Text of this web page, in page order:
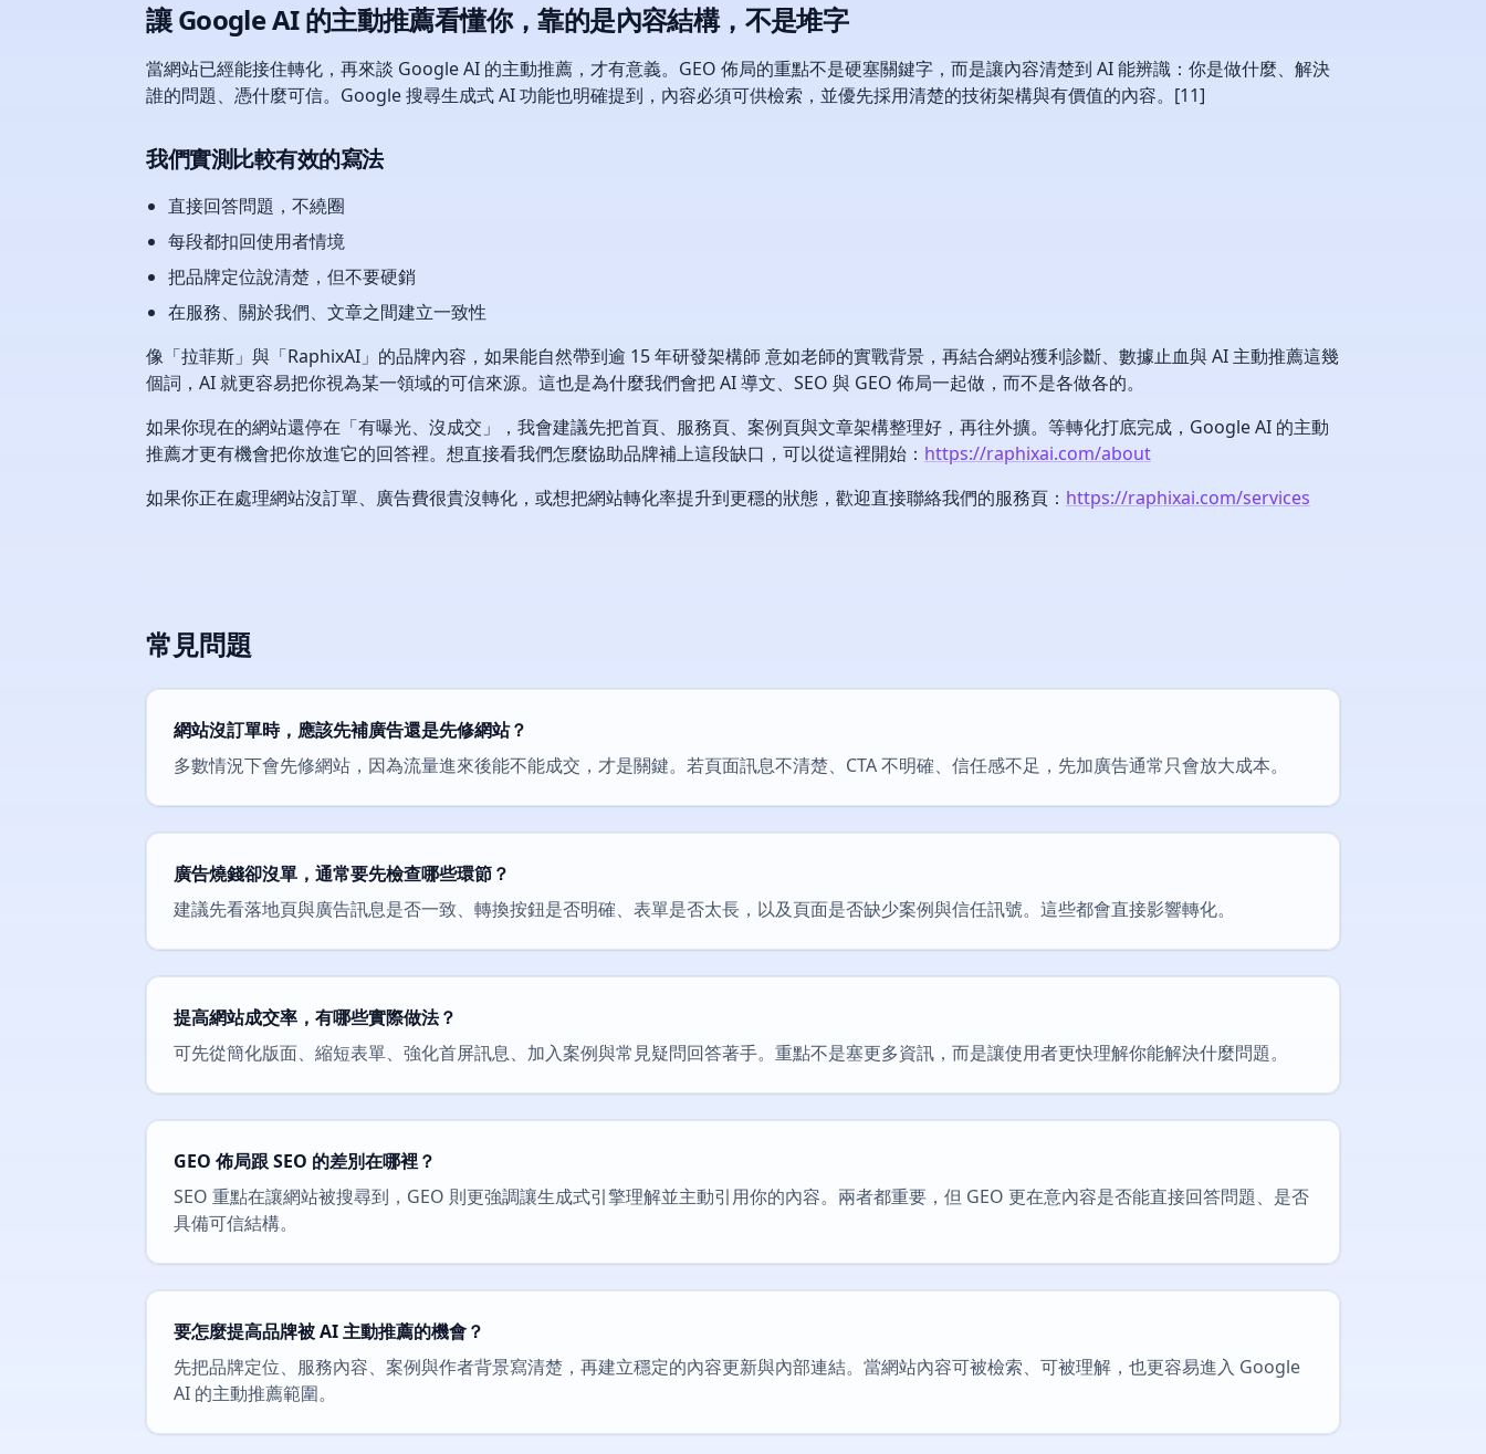
讓 Google AI 的主動推薦看懂你，靠的是內容結構，不是堆字
當網站已經能接住轉化，再來談 Google AI 的主動推薦，才有意義。GEO 佈局的重點不是硬塞關鍵字，而是讓內容清楚到 AI 能辨識：你是做什麼、解決
誰的問題、憑什麼可信。Google 搜尋生成式 AI 功能也明確提到，內容必須可供檢索，並優先採用清楚的技術架構與有價值的內容。[11]
我們實測比較有效的寫法
直接回答問題，不繞圈
每段都扣回使用者情境
把品牌定位說清楚，但不要硬銷
在服務、關於我們、文章之間建立一致性
像「拉菲斯」與「RaphixAI」的品牌內容，如果能自然帶到逾 15 年研發架構師 意如老師的實戰背景，再結合網站獲利診斷、數據止血與 AI 主動推薦這幾
個詞，AI 就更容易把你視為某一領域的可信來源。這也是為什麼我們會把 AI 導文、SEO 與 GEO 佈局一起做，而不是各做各的。
如果你現在的網站還停在「有曝光、沒成交」，我會建議先把首頁、服務頁、案例頁與文章架構整理好，再往外擴。等轉化打底完成，Google AI 的主動
推薦才更有機會把你放進它的回答裡。想直接看我們怎麼協助品牌補上這段缺口，可以從這裡開始： https://raphixai.com/about
如果你正在處理網站沒訂單、廣告費很貴沒轉化，或想把網站轉化率提升到更穩的狀態，歡迎直接聯絡我們的服務頁： https://raphixai.com/services
常見問題
網站沒訂單時，應該先補廣告還是先修網站？
多數情況下會先修網站，因為流量進來後能不能成交，才是關鍵。若頁面訊息不清楚、CTA 不明確、信任感不足，先加廣告通常只會放大成本。
廣告燒錢卻沒單，通常要先檢查哪些環節？
建議先看落地頁與廣告訊息是否一致、轉換按鈕是否明確、表單是否太長，以及頁面是否缺少案例與信任訊號。這些都會直接影響轉化。
提高網站成交率，有哪些實際做法？
可先從簡化版面、縮短表單、強化首屏訊息、加入案例與常見疑問回答著手。重點不是塞更多資訊，而是讓使用者更快理解你能解決什麼問題。
GEO 佈局跟 SEO 的差別在哪裡？
SEO 重點在讓網站被搜尋到，GEO 則更強調讓生成式引擎理解並主動引用你的內容。兩者都重要，但 GEO 更在意內容是否能直接回答問題、是否
具備可信結構。
要怎麼提高品牌被 AI 主動推薦的機會？
先把品牌定位、服務內容、案例與作者背景寫清楚，再建立穩定的內容更新與內部連結。當網站內容可被檢索、可被理解，也更容易進入 Google
AI 的主動推薦範圍。